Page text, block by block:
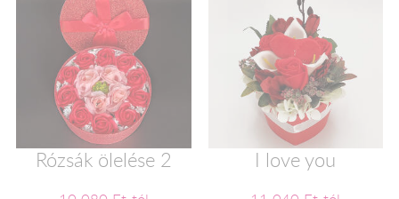
Rózsák ölelése 2 I love you